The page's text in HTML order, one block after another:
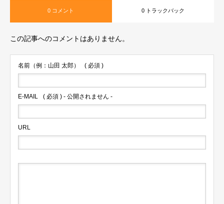
0 コメント 0 トラックバック
この記事へのコメントはありません。
名前（例：山田 太郎） ( 必須 )
E-MAIL ( 必須 ) - 公開されません -
URL